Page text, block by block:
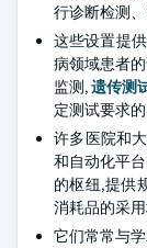
行诊断检测
这些设置提
病领域患者
监测,遗传测
定测试要求
许多医院和
和自动化平
的枢纽,提供
消耗品的采用
它们常常与